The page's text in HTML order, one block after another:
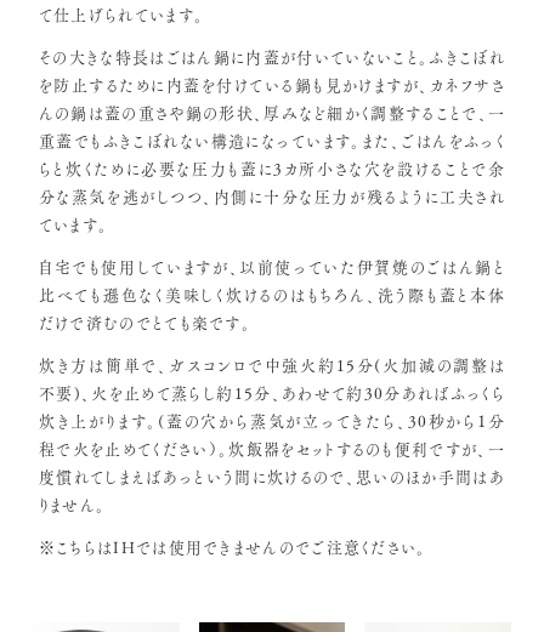
て仕上げられています。
その大きな特長はごはん鍋に内蓋が付いていないこと。ふきこぼれ
を防止するために内蓋を付けている鍋も見かけますが、カネフサさ
んの鍋は蓋の重さや鍋の形状、厚みなど細かく調整することで、一
重蓋でもふきこぼれない構造になっています。また、ごはんをふっく
らと炊くために必要な圧力も蓋に3カ所小さな穴を設けることで余
分な蒸気を逃がしつつ、内側に十分な圧力が残るように工夫され
ています。
自宅でも使用していますが、以前使っていた伊賀焼のごはん鍋と
比べても遜色なく美味しく炊けるのはもちろん、洗う際も蓋と本体
だけで済むのでとても楽です。
炊き方は簡単で、ガスコンロで中強火約15分(火加減の調整は
不要)、火を止めて蒸らし約15分、あわせて約30分あればふっくら
炊き上がります。(蓋の穴から蒸気が立ってきたら、30秒から１分
程で火を止めてください）。炊飯器をセットするのも便利ですが、一
度慣れてしまえばあっという間に炊けるので、思いのほか手間はあ
りません。
※こちらはIHでは使用できませんのでご注意ください。